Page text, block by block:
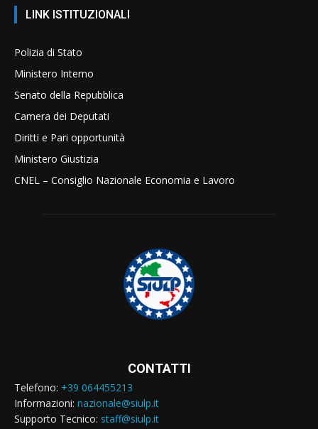
LINK ISTITUZIONALI
Polizia di Stato
Ministero Interno
Senato della Repubblica
Camera dei Deputati
Diritti e Pari opportunità
Ministero Giustizia
CNEL – Consiglio Nazionale Economia e Lavoro
CONTATTI
Telefono: +39 064455213
Informazioni: nazionale@siulp.it
Supporto Tecnico: staff@siulp.it